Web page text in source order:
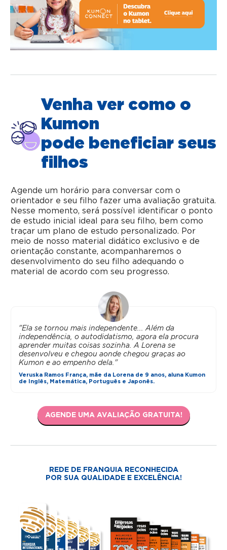
Venha ver como o
Kumon
pode beneficiar seus
filhos
Agende um horário para conversar com o
orientador e seu filho fazer uma avaliação gratuita.
Nesse momento, será possível identificar o ponto
de estudo inicial ideal para seu filho, bem como
traçar um plano de estudo personalizado. Por
meio de nosso material didático exclusivo e de
orientação constante, acompanharemos o
desenvolvimento do seu filho adequando o
material de acordo com seu progresso.
"Ela se tornou mais independente... Além da
independência, o autodidatismo, agora ela procura
aprender muitas coisas sozinha. A Lorena se
desenvolveu e chegou aonde chegou graças ao
Kumon e ao empenho dela."
Veruska Ramos França, mãe da Lorena de 9 anos, aluna Kumon
de Inglês, Matemática, Português e Japonês.
AGENDE UMA AVALIAÇÃO GRATUITA!
REDE DE FRANQUIA RECONHECIDA
POR SUA QUALIDADE E EXCELÊNCIA!